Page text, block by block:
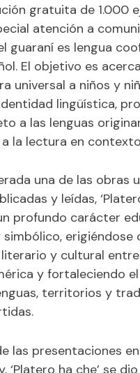
gratuita de 1.000
atención a
guaraní es lengua
El objetivo es
universal a niños y
lingüística,
a las lenguas
la lectura en
una de las obras
y leídas,
profundo carácter
simbólico, erigiéndose
y cultural
y fortaleciendo
territorios y
las presentaciones